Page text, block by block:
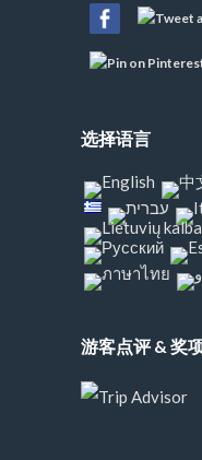
选择语言
游客点评 & 奖